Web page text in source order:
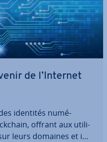
de l’Internet
identités nu­mé­
offrant aux uti­li­
leurs domaines et in­